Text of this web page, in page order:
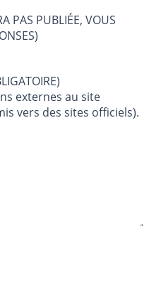
PAS PUBLIÉE, VOUS
MESSAGE (OBLIGATOIRE)
externes au site
vers des sites officiels).